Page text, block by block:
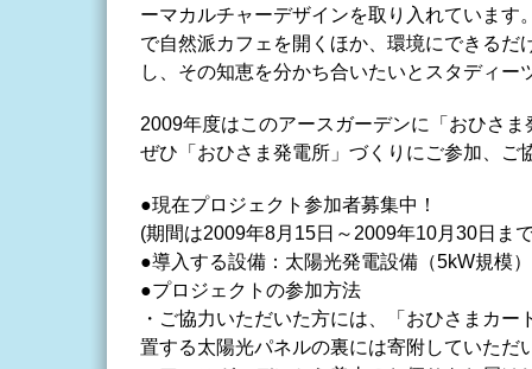
ーマカルチャーデザインを取り入れています
で自然派カフェを開くほか、環境にできるだ
し、その知恵を分かち合いたいとスタディー
2009年度はこのアースガーデンに「おひさ
ぜひ「おひさま発電所」づくりにご参加、ご
●現在プロジェクト参加者募集中！
(期間は2009年8月15日～2009年10月30日ま
●導入する設備：太陽光発電設備（5kW規模）
●プロジェクトの参加方法
・ご協力いただいた方には、「おひさまカ
置する太陽光パネルの裏には寄附していただ